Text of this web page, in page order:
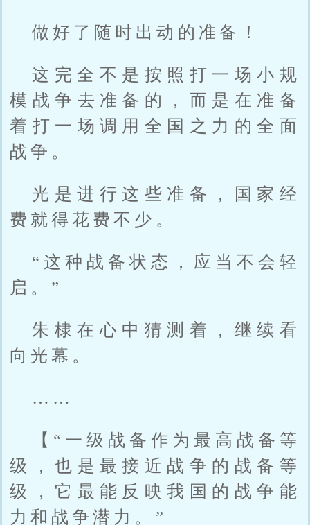
做好了随时出动的准备！
这完全不是按照打一场小规
模战争去准备的，而是在准备
着打一场调用全国之力的全面
战争。
光是进行这些准备，国家经
费就得花费不少。
“这种战备状态，应当不会轻
启。”
朱棣在心中猜测着，继续看
向光幕。
……
【“一级战备作为最高战备等
级，也是最接近战争的战备等
级，它最能反映我国的战争能
力和战争潜力。”